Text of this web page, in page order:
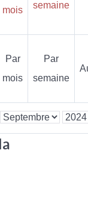
Par
mois
Par
semaine